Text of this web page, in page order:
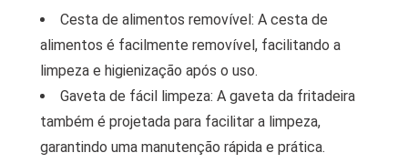
Cesta de alimentos removível: A cesta de
alimentos é facilmente removível, facilitando a
limpeza e higienização após o uso.
Gaveta de fácil limpeza: A gaveta da fritadeira
também é projetada para facilitar a limpeza,
garantindo uma manutenção rápida e prática.